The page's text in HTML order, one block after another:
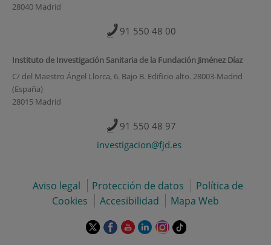
28040 Madrid
91 550 48 00
Instituto de Investigación Sanitaria de la Fundación Jiménez Díaz
C/ del Maestro Ángel Llorca, 6. Bajo B. Edificio alto. 28003-Madrid
(España)
28015 Madrid
91 550 48 97
investigacion@fjd.es
Aviso legal Protección de datos
Política de
Cookies
Accesibilidad Mapa Web
EsteEsteEsteEsteEsteEnlace